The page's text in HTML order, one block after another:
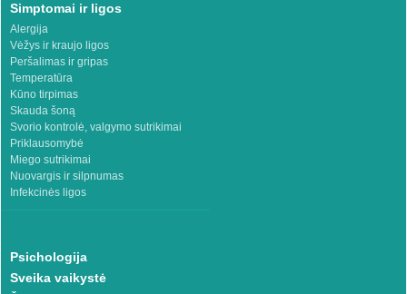
Simptomai ir ligos
Alergija
Vėžys ir kraujo ligos
Peršalimas ir gripas
Temperatūra
Kūno tirpimas
Skauda šoną
Svorio kontrolė, valgymo sutrikimai
Priklausomybė
Miego sutrikimai
Nuovargis ir silpnumas
Infekcinės ligos
Psichologija
Sveika vaikystė